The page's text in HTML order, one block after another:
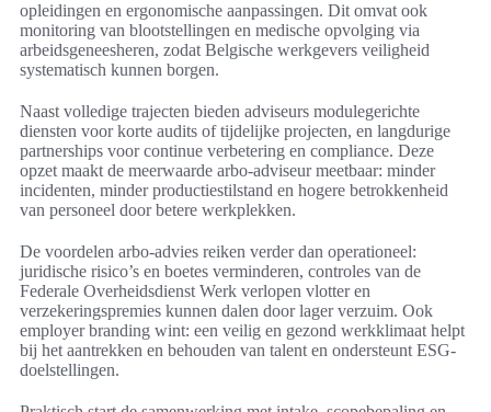
opleidingen en ergonomische aanpassingen. Dit omvat ook
monitoring van blootstellingen en medische opvolging via
arbeidsgeneesheren, zodat Belgische werkgevers veiligheid
systematisch kunnen borgen.
Naast volledige trajecten bieden adviseurs modulegerichte
diensten voor korte audits of tijdelijke projecten, en langdurige
partnerships voor continue verbetering en compliance. Deze
opzet maakt de meerwaarde arbo-adviseur meetbaar: minder
incidenten, minder productiestilstand en hogere betrokkenheid
van personeel door betere werkplekken.
De voordelen arbo-advies reiken verder dan operationeel:
juridische risico’s en boetes verminderen, controles van de
Federale Overheidsdienst Werk verlopen vlotter en
verzekeringspremies kunnen dalen door lager verzuim. Ook
employer branding wint: een veilig en gezond werkklimaat helpt
bij het aantrekken en behouden van talent en ondersteunt ESG-
doelstellingen.